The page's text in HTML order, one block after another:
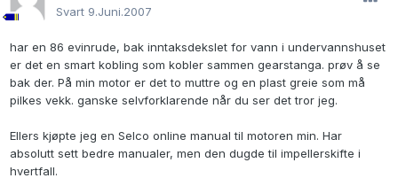
Svart 9.Juni.2007
har en 86 evinrude, bak inntaksdekslet for vann i undervannshuset
er det en smart kobling som kobler sammen gearstanga. prøv å se
bak der. På min motor er det to muttre og en plast greie som må
pilkes vekk. ganske selvforklarende når du ser det tror jeg.
Ellers kjøpte jeg en Selco online manual til motoren min. Har
absolutt sett bedre manualer, men den dugde til impellerskifte i
hvertfall.